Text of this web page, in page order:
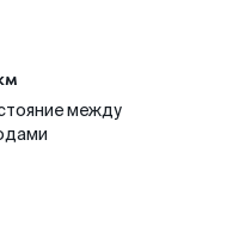
между